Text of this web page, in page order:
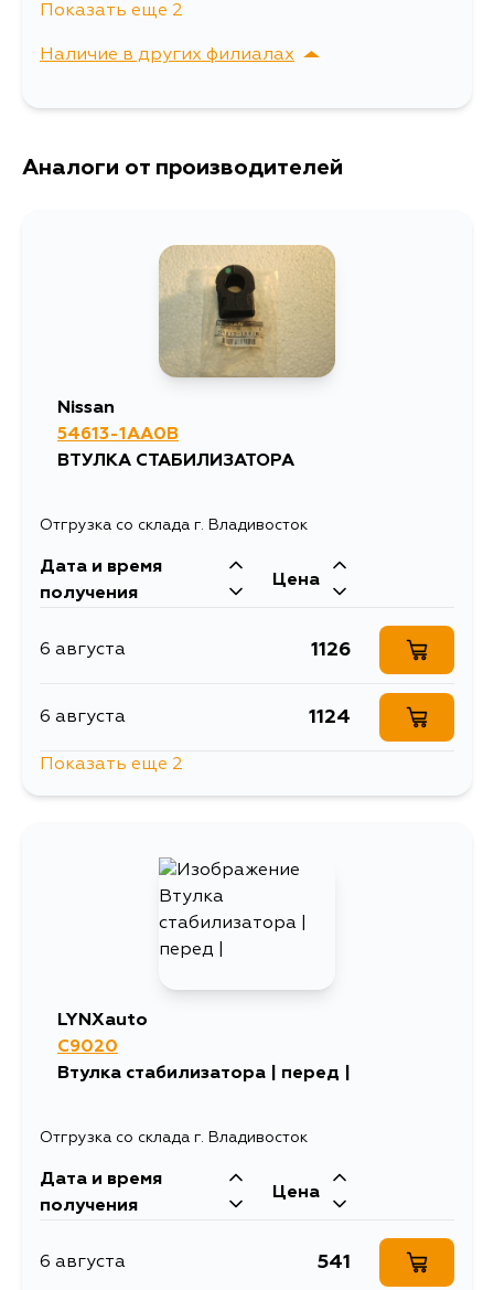
Показать еще 2
Наличие в других филиалах
г. Владивосток,
Аналоги от производителей
Nissan
54613-1AA0B
ВТУЛКА СТАБИЛИЗАТОРА
Отгрузка со склада г. Владивосток
Дата и время
получения
Цена
6 августа 1126
6 августа 1124
Показать еще 2
LYNXauto
C9020
Втулка стабилизатора | перед |
Отгрузка со склада г. Владивосток
Дата и время
получения
Цена
6 августа 541